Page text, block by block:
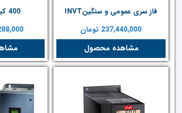
فاز سری عمومی و سنگینINVT
237,440,000 تومان
مشاهده محصول
400 کیلووات سنگین